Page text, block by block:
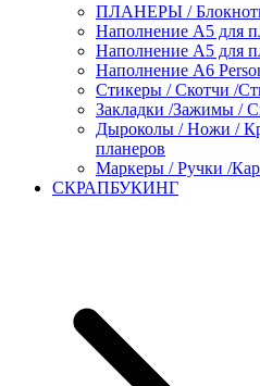
ПЛАНЕРЫ /
Наполнение А5 для
Наполнение А5 для
Наполнение А6
Стикеры / Скотчи /
Закладки /Зажимы /
Дыроколы / Ножи /
планеров
Маркеры / Ручки /
СКРАПБУКИНГ